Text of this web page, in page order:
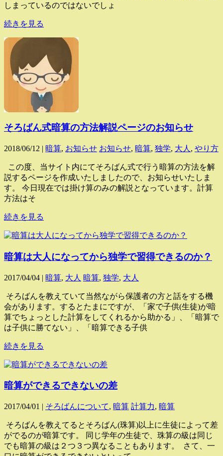
しまっているのではないでしょ
続きを見る
そろばん式暗算の方法解説ページのお知らせ
2018/06/12 | 暗算, お知らせ お知らせ, 暗算, 独学, 大人 , やり方
この度、当サイト内にてそろばん式で行う暗算の方法を解
説するページを作成いたしましたので、お知らせいたしま
す。 今日現在では掛け算のみの解説となっています。計算
方法はそ
続きを見る
暗算は大人になってから独学で習得できるのか？
2017/04/04 | 暗算, 大人 暗算, 独学, 大人
そろばんを教えていて当然ながら保護者の方と話をする機
会があります。するとたまにですが、「家で子供(生徒)が暗
算でちょっとした計算をしてくれるから助かる」、「暗算で
は子供に勝てない」、「暗算できる子供
続きを見る
暗算ができるできないの差
2017/04/01 | そろばんについて, 暗算 計算力, 暗算
そろばんを教えてるとそろばん(珠算)以上に生徒によって差
がでるのが暗算です。 同じ学年の生徒で、珠算の級は同じ
でも暗算の級は２つ３つ異なることもあります。 さて、一